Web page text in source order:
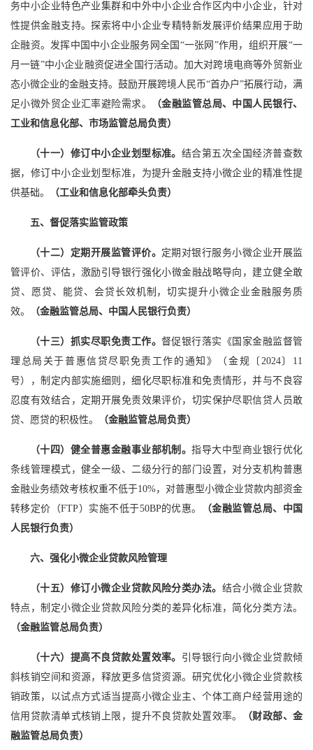
务中小企业特色产业集群和中外中小企业合作区内中小企业，针对
性提供金融支持。探索将中小企业专精特新发展评价结果应用于助
企融资。发挥中国中小企业服务网全国“一张网”作用，组织开展“一
月一链”中小企业融资促进全国行活动。加大对跨境电商等外贸新业
态小微企业的金融支持。鼓励开展跨境人民币“首办户”拓展行动，满
足小微外贸企业汇率避险需求。
（金融监管总局、中国人民银行、
工业和信息化部、市场监管总局负责）
（十一）修订中小企业划型标准。 结合第五次全国经济普查数
据，修订中小企业划型标准，为提升金融支持小微企业的精准性提
供基础。
（工业和信息化部牵头负责）
五、督促落实监管政策
（十二）定期开展监管评价。 定期对银行服务小微企业开展监
管评价、评估，激励引导银行强化小微金融战略导向，建立健全敢
贷、愿贷、能贷、会贷长效机制，切实提升小微企业金融服务质
效。
（金融监管总局、中国人民银行负责）
（十三）抓实尽职免责工作。 督促银行落实《国家金融监督管
理总局关于普惠信贷尽职免责工作的通知》（金规〔2024〕11
号），制定内部实施细则，细化尽职标准和免责情形，并与不良容
忍度有效结合，定期开展免责效果评价，切实保护尽职信贷人员敢
贷、愿贷的积极性。
（金融监管总局负责）
（十四）健全普惠金融事业部机制。指导大中型商业银行优化
条线管理模式，健全一级、二级分行的部门设置，对分支机构普惠
金融业务绩效考核权重不低于10%，对普惠型小微企业贷款内部资金
转移定价（FTP）实施不低于50BP的优惠。
（金融监管总局、中国
人民银行负责）
六、强化小微企业贷款风险管理
（十五）修订小微企业贷款风险分类办法。 结合小微企业贷款
特点，制定小微企业贷款风险分类的差异化标准，简化分类方法。
（金融监管总局负责）
（十六）提高不良贷款处置效率。 引导银行向小微企业贷款倾
斜核销空间和资源，释放更多信贷资源。研究优化小微企业贷款核
销政策，以试点方式适当提高小微企业主、个体工商户经营用途的
信用贷款清单式核销上限，提升不良贷款处置效率。
（财政部、金
融监管总局负责）